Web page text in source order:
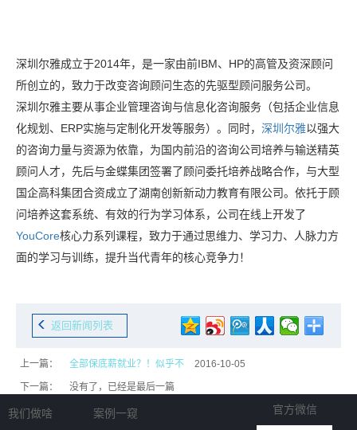
深圳尔雅成立于2014年，是一家由前IBM、HP的高管及资深顾问
所创立的，致力于改变咨询顾问生态的先驱型顾问服务公司。
深圳尔雅主要从事企业管理咨询与信息化咨询服务 （包括企业信息
化规划、ERP实施与定制化开发等服务）。同时， 深圳尔雅以强大
的咨询力量与资源为依靠，为国内前沿的咨询公司培养与输送精英
顾问人才，先后与金蝶集团签署了顾问委托培养战略合作，与大型
国企高科集团合资成立了湖南创新新动力教育有限公司。依托于顾
问培养这套系统、有效的行为学习体系，公司在线上开发了
YouCore核心力系列课程，致力于通过思维力、学习力、人脉力方
面的学习与训练，提升当代青年的核心竞争力！
返回新闻列表
上一篇： 全部保底薪就业？！似乎不 2016-10-05
下一篇： 没有了，已经是最后一篇
我们做啥 案例一窥 官方微信